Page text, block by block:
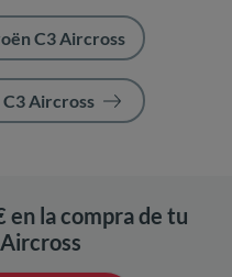
C3 Aircross
Aircross
la compra de tu